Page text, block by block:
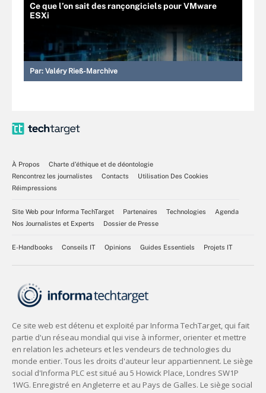
Ce que l’on sait des rançongiciels pour VMware
ESXi
Par: Valéry Rieß-Marchive
À Propos
Charte d’éthique et de déontologie
Rencontrez les journalistes
Contacts
Utilisation Des Cookies
Réimpressions
Site Web pour Informa TechTarget Partenaires Technologies
Agenda
Nos Journalistes et Experts
Dossier de Presse
E-Handbooks Conseils IT Opinions Guides Essentiels Projets IT